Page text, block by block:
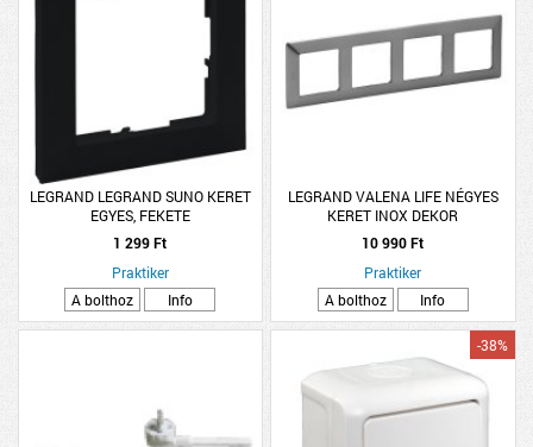
LEGRAND LEGRAND SUNO KERET
EGYES, FEKETE
1 299 Ft
Praktiker
A bolthoz
Info
LEGRAND VALENA LIFE NÉGYES
KERET INOX DEKOR
10 990 Ft
Praktiker
A bolthoz
Info
-38%